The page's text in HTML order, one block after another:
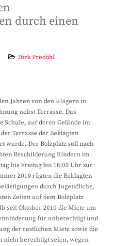
durch einen
Dirk Predöhl
Jahren von den Klägern in
nebst Terrasse. Das
Schule, auf deren Gelände im
Terrasse der Beklagten
wurde. Der Bolzplatz soll nach
Beschilderung Kindern im
bis Freitag bis 18:00 Uhr zur
2010 rügten die Beklagten
durch Jugendliche,
Zeiten auf dem Bolzplatz
seit Oktober 2010 die Miete um
für unberechtigt und
der restlichen Miete sowie die
nicht berechtigt seien, wegen